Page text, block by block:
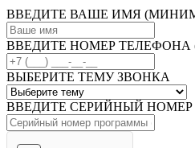
ВВЕДИТЕ ВАШЕ ИМЯ
ВВЕДИТЕ НОМЕР ТЕЛЕФОНА
ВЫБЕРИТЕ ТЕМУ ЗВОНКА
ВВЕДИТЕ СЕРИЙНЫЙ НОМЕР